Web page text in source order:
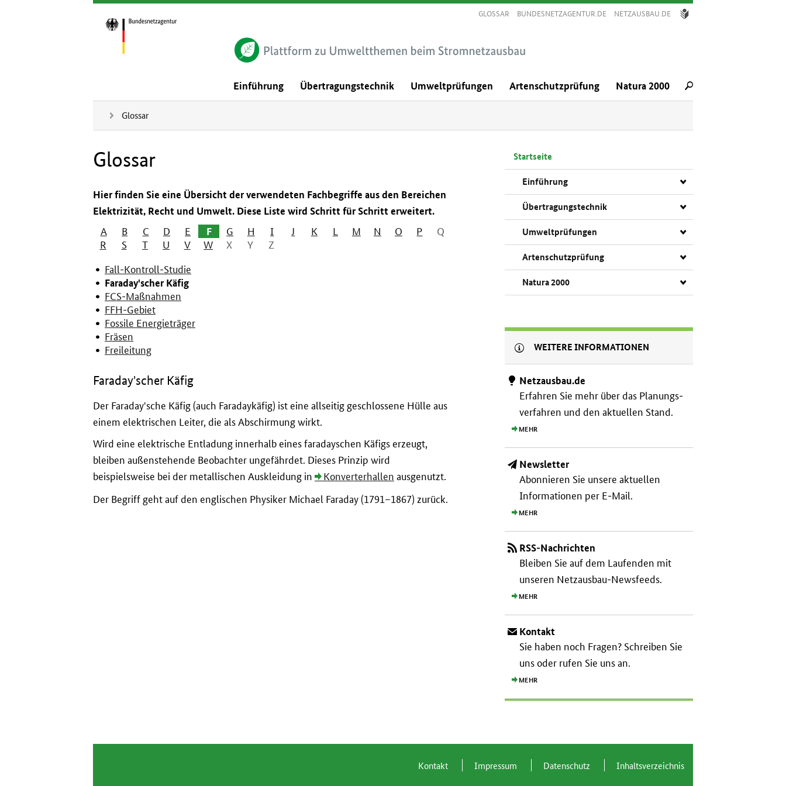
GLOSSAR BUNDESNETZAGENTUR.DE
NETZAUSBAU.DE
Einführung Übertragungstechnik Umweltprüfungen Artenschutzprüfung Natura 2000
Glossar
Glossar
Hier finden Sie eine Übersicht der verwendeten Fachbegriffe aus den Bereichen
Elektrizität, Recht und Umwelt. Diese Liste wird Schritt für Schritt erweitert.
A
B C D E F G H I J K L M N O P
Q
R
S T U V W X Y Z
Fall-Kontroll-Studie
Faraday'scher Käfig
FCS-Maßnahmen
FFH-Gebiet
Fossile Energieträger
Fräsen
Freileitung
Faraday'scher Käfig
Der Faraday'sche Käfig (auch Faradaykäfig) ist eine allseitig geschlossene Hülle aus
einem elektrischen Leiter, die als Abschirmung wirkt.
Wird eine elektrische Entladung innerhalb eines faradayschen Käfigs erzeugt,
bleiben außenstehende Beobachter ungefährdet. Dieses Prinzip wird
beispielsweise bei der metallischen Auskleidung in
Konverterhallen ausgenutzt.
Der Begriff geht auf den englischen Physiker Michael Faraday (1791–1867) zurück.
Start­sei­te
Ein­füh­rung
Über­tra­gungs­tech­nik
Um­welt­prü­fun­gen
Ar­ten­schutz­prü­fung
Na­tu­ra 2000
WEITERE INFORMATIONEN
Netzausbau.de
Erfahren Sie mehr über das Planungs­
verfahren und den aktuellen Stand.
MEHR
Newsletter
Abonnieren Sie unsere aktuellen
Informationen per E-Mail.
MEHR
RSS-Nachrichten
Bleiben Sie auf dem Laufenden mit
unseren Netzausbau-Newsfeeds.
MEHR
Kontakt
Sie haben noch Fragen? Schreiben Sie
uns oder rufen Sie uns an.
MEHR
Kon­takt Im­pres­s­um Da­ten­schutz In­halts­ver­zeich­nis